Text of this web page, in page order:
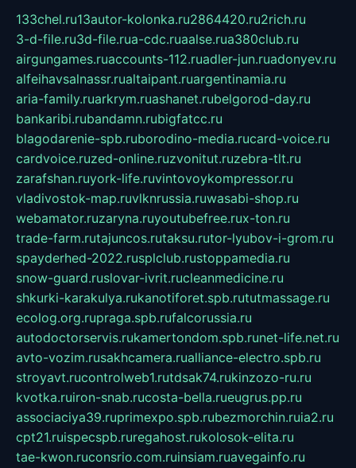
133chel.ru13autor-kolonka.ru2864420.ru2rich.ru
3-d-file.ru3d-file.rua-cdc.ruaalse.rua380club.ru
airgungames.ruaccounts-112.ruadler-jun.ruadonyev.ru
alfeihavsalnassr.rualtaipant.ruargentinamia.ru
aria-family.ruarkrym.ruashanet.rubelgorod-day.ru
bankaribi.rubandamn.rubigfatcc.ru
blagodarenie-spb.ruborodino-media.rucard-voice.ru
cardvoice.ruzed-online.ruzvonitut.ruzebra-tlt.ru
zarafshan.ruyork-life.ruvintovoykompressor.ru
vladivostok-map.ruvlknrussia.ruwasabi-shop.ru
webamator.ruzaryna.ruyoutubefree.rux-ton.ru
trade-farm.rutajuncos.rutaksu.rutor-lyubov-i-grom.ru
spayderhed-2022.rusplclub.rustoppamedia.ru
snow-guard.ruslovar-ivrit.rucleanmedicine.ru
shkurki-karakulya.rukanotiforet.spb.rututmassage.ru
ecolog.org.rupraga.spb.rufalcorussia.ru
autodoctorservis.rukamertondom.spb.runet-life.net.ru
avto-vozim.rusakhcamera.rualliance-electro.spb.ru
stroyavt.rucontrolweb1.rutdsak74.rukinzozo-ru.ru
kvotka.ruiron-snab.rucosta-bella.rueugrus.pp.ru
associaciya39.ruprimexpo.spb.rubezmorchin.ruia2.ru
cpt21.ruispecspb.ruregahost.rukolosok-elita.ru
tae-kwon.ruconsrio.com.ruinsiam.ruavegainfo.ru